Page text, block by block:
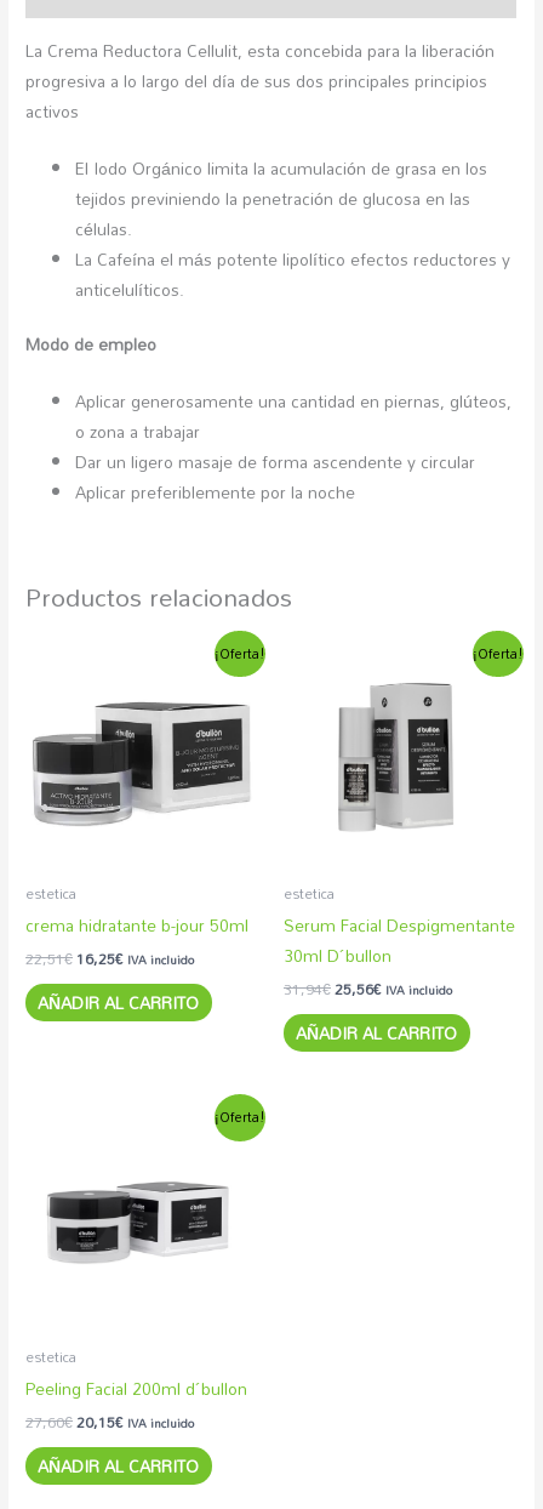
La Crema Reductora Cellulit, esta concebida para la liberación
progresiva a lo largo del día de sus dos principales principios
activos
El Iodo Orgánico limita la acumulación de grasa en los
tejidos previniendo la penetración de glucosa en las
células.
La Cafeína el más potente lipolítico efectos reductores y
anticelulíticos.
Modo de empleo
Aplicar generosamente una cantidad en piernas, glúteos,
o zona a trabajar
Dar un ligero masaje de forma ascendente y circular
Aplicar preferiblemente por la noche
Productos relacionados
¡Oferta!
estetica
crema hidratante b-jour 50ml
22,51€
era:
22,51€.
16,25€
es:
16,25€.
IVA incluido
AÑADIR AL CARRITO
¡Oferta!
estetica
Serum Facial Despigmentante
30ml D´bullon
31,94€
original
era:
31,94€.
25,56€
actual
es:
25,56€.
IVA incluido
AÑADIR AL CARRITO
¡Oferta!
estetica
Peeling Facial 200ml d´bullon
27,60€
27,60€.
20,15€
20,15€.
IVA incluido
AÑADIR AL CARRITO